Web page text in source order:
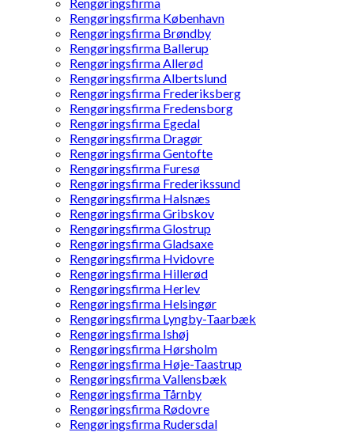
Rengøringsfirma København
Rengøringsfirma Brøndby
Rengøringsfirma Ballerup
Rengøringsfirma Allerød
Rengøringsfirma Albertslund
Rengøringsfirma Frederiksberg
Rengøringsfirma Fredensborg
Rengøringsfirma Egedal
Rengøringsfirma Dragør
Rengøringsfirma Gentofte
Rengøringsfirma Furesø
Rengøringsfirma Frederikssund
Rengøringsfirma Halsnæs
Rengøringsfirma Gribskov
Rengøringsfirma Glostrup
Rengøringsfirma Gladsaxe
Rengøringsfirma Hvidovre
Rengøringsfirma Hillerød
Rengøringsfirma Herlev
Rengøringsfirma Helsingør
Rengøringsfirma Lyngby-Taarbæk
Rengøringsfirma Ishøj
Rengøringsfirma Hørsholm
Rengøringsfirma Høje-Taastrup
Rengøringsfirma Vallensbæk
Rengøringsfirma Tårnby
Rengøringsfirma Rødovre
Rengøringsfirma Rudersdal